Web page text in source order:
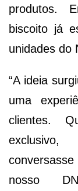
produtos.
biscoito já
unidades do
“A ideia
uma
clientes.
nosso